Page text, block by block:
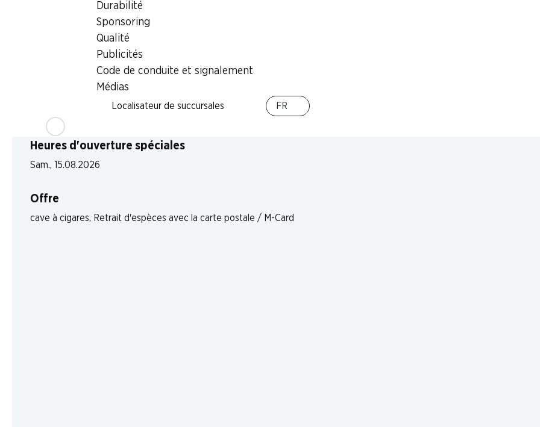
Durabilité
Sponsoring
Qualité
Publicités
Code de conduite et signalement
Médias
Localisateur de succursales FR
Heures d'ouverture spéciales
Sam., 15.08.2026
Offre
cave à cigares, Retrait d'espèces avec la carte postale / M-Card